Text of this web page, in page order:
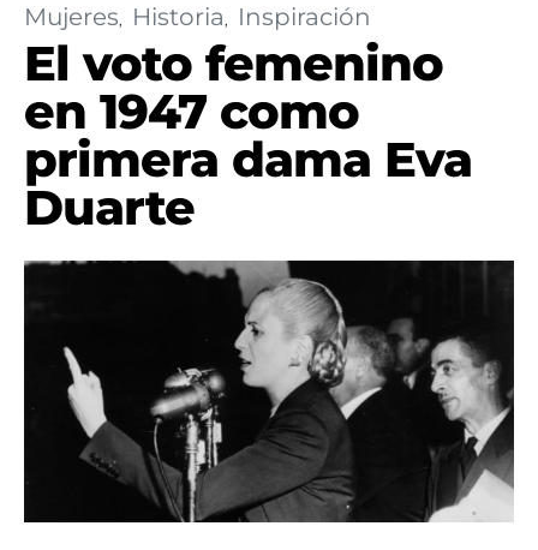
Mujeres Historia Inspiración
El voto femenino
en 1947 como
primera dama Eva
Duarte